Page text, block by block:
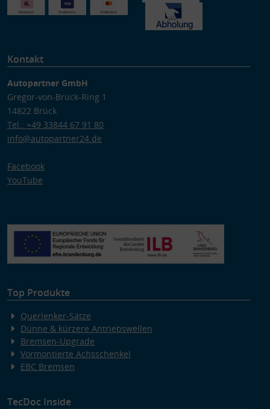
Kontakt
Autopartner GmbH
Gregor-von-Brück-Ring 1
14822 Brück
Tel.: +49 33844 67 91 80
info@autopartner24.de
Facebook
YouTube
Top Produkte
Querlenker-Sätze
Dünne & kürzere Antriebswellen
Bremsen-Upgrade
Vormontierte Achsschenkel
EBC Bremsen
TecDoc Inside